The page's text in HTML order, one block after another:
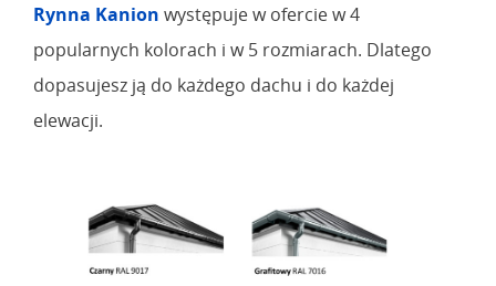
Rynna Kanion występuje w ofercie w 4
popularnych kolorach i w 5 rozmiarach. Dlatego
dopasujesz ją do każdego dachu i do każdej
elewacji.